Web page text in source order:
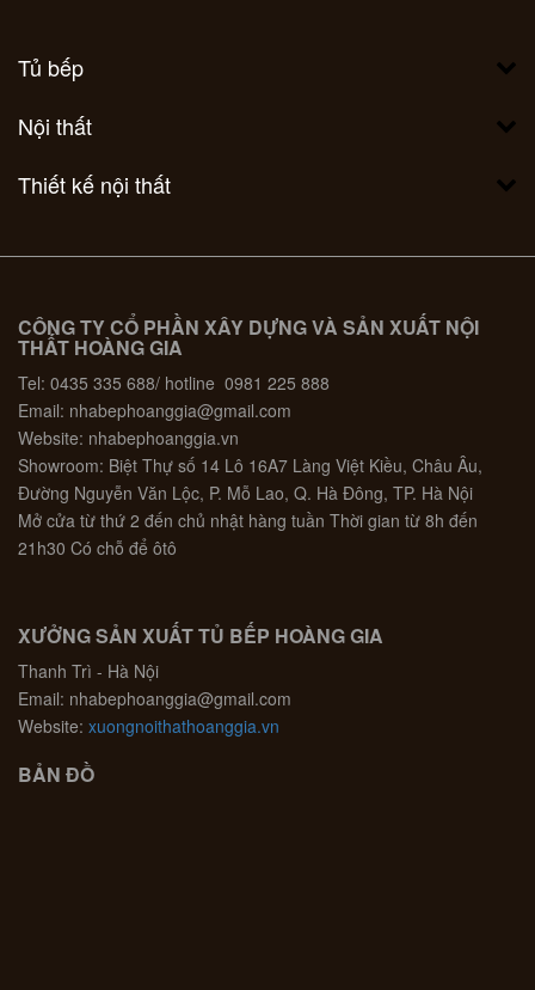
Tủ bếp
Nội thất
Thiết kế nội thất
CÔNG TY CỔ PHẦN XÂY DỰNG VÀ SẢN XUẤT NỘI
THẤT HOÀNG GIA
Tel: 0435 335 688/ hotline 0981 225 888
Email: nhabephoanggia@gmail.com
Website: nhabephoanggia.vn
Showroom: Biệt Thự số 14 Lô 16A7 Làng Việt Kiều, Châu Âu,
Đường Nguyễn Văn Lộc, P. Mỗ Lao, Q. Hà Đông, TP. Hà Nội
Mở cửa từ thứ 2 đến chủ nhật hàng tuần Thời gian từ 8h đến
21h30 Có chỗ để ôtô
XƯỞNG SẢN XUẤT TỦ BẾP HOÀNG GIA
Thanh Trì - Hà Nội
Email: nhabephoanggia@gmail.com
Website: xuongnoithathoanggia.vn
BẢN ĐỒ